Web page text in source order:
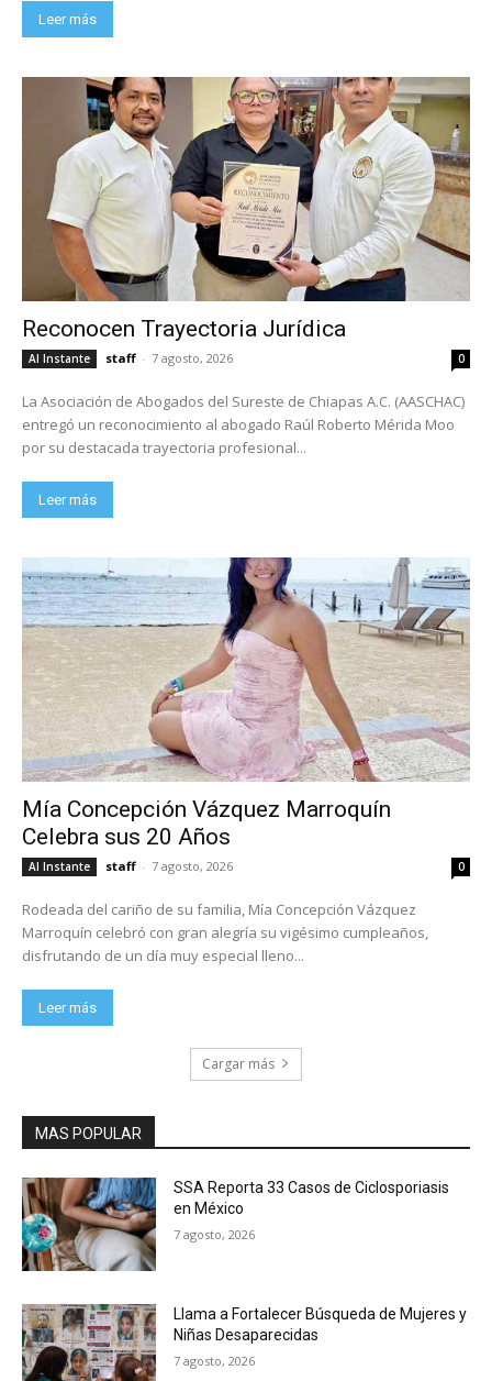
Leer más
Reconocen Trayectoria Jurídica
Al Instante staff - 7 agosto, 2026 0
La Asociación de Abogados del Sureste de Chiapas A.C. (AASCHAC)
entregó un reconocimiento al abogado Raúl Roberto Mérida Moo
por su destacada trayectoria profesional...
Leer más
Mía Concepción Vázquez Marroquín
Celebra sus 20 Años
Al Instante staff - 7 agosto, 2026 0
Rodeada del cariño de su familia, Mía Concepción Vázquez
Marroquín celebró con gran alegría su vigésimo cumpleaños,
disfrutando de un día muy especial lleno...
Leer más
Cargar más
MAS POPULAR
SSA Reporta 33 Casos de Ciclosporiasis
en México
7 agosto, 2026
Llama a Fortalecer Búsqueda de Mujeres y
Niñas Desaparecidas
7 agosto, 2026